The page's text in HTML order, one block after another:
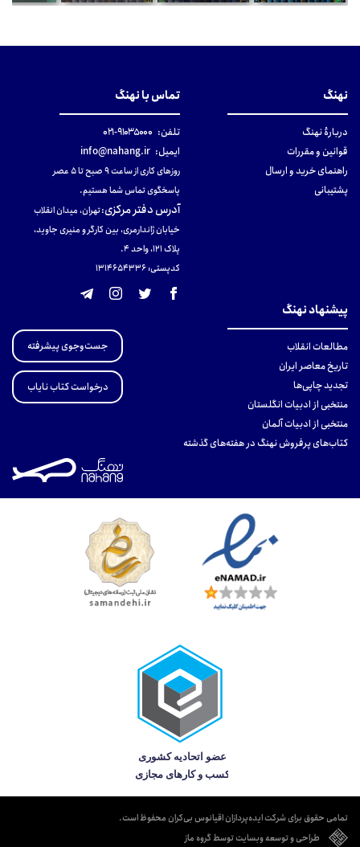
نهنگ
دربارهٔ نهنگ
قوانین و مقررات
راهنمای خرید و ارسال
پشتیبانی
تماس با نهنگ
تلفن: ۹۱۰۳۵۰۰۰-۰۲۱
ایمیل: info@nahang.ir
روزهای کاری از ساعت ۹ صبح تا ۵ عصر
پاسخگوی تماس شما هستیم.
آدرس دفتر مرکزی:تهران، میدان انقلاب
خیابان ژاندارمری، بین کارگر و منیری جاوید،
پلاک 121، واحد ۴.
کدپستی: 131465433۶
پیشنهاد نهنگ
مطالعات انقلاب
تاریخ معاصر ایران
تجدید چاپی‌ها
منتخبی از ادبیات انگلستان
منتخبی از ادبیات آلمان
کتاب‌های پرفروش نهنگ در هفته‌های گذشته
جست‌وجوی پیشرفته
درخواست کتاب نایاب
تمامی حقوق برای شرکت ایده‌پردازان اقیانوس بی‌کران محفوظ است.
طراحی و توسعه وبسایت توسط گروه ماز